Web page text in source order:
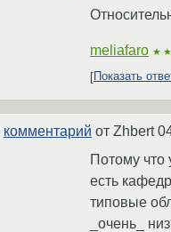
meliafaro
Показать
комментарий от Zhbert
Потому что
есть
типовые
_очень_